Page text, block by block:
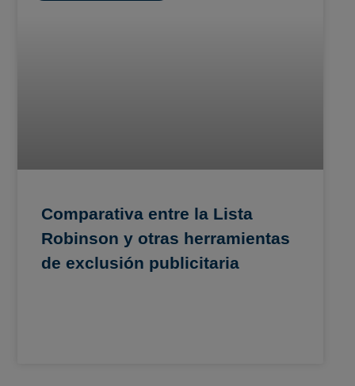
Comparativa entre la Lista
Robinson y otras herramientas
de exclusión publicitaria